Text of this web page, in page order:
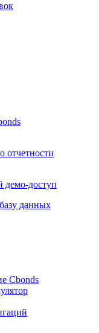
данных
Cbonds